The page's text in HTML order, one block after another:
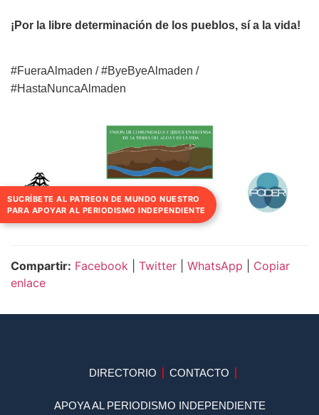
¡Por la libre determinación de los pueblos, sí a la vida!
#FueraAlmaden / #ByeByeAlmaden /
#HastaNuncaAlmaden
Compartir: Facebook Twitter WhatsApp
Copiar
enlace
DIRECTORIO CONTACTO
APOYA AL PERIODISMO INDEPENDIENTE
SUCRÍBETE AL PATREON DE MUNDO NUESTRO
PARA APOYAR AL PERIODISMO INDEPENDIENTE